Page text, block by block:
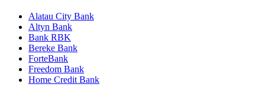
Alatau City Bank
Altyn Bank
Bank RBK
Bereke Bank
ForteBank
Freedom Bank
Home Credit Bank